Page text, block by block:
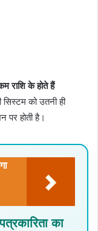
राशि के होते हैं
को उतनी ही
पर होती है।
का